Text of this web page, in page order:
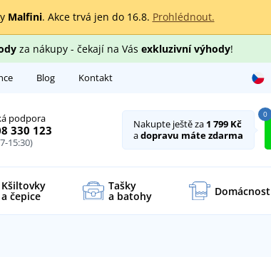
Malfini. Akce trvá jen do 16.8. Prohlédnout.
za nákupy - čekají na Vás exkluzivní výhody!
Blog Kontakt
podpora
330 123
15:30)
Nakupte ještě za 1 799 Kč
adopravu máte zdarma
0
Kšiltovky
a čepice
Tašky
a batohy Domácnost